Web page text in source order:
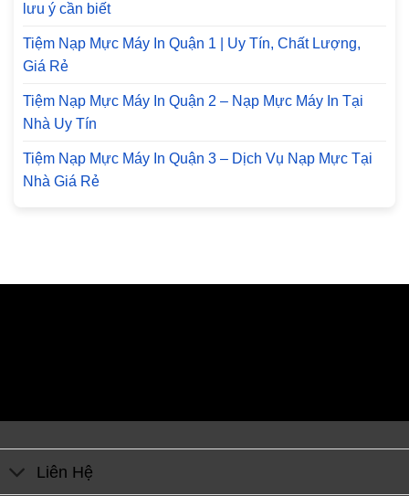
lưu ý cần biết
Tiệm Nạp Mực Máy In Quận 1 | Uy Tín, Chất Lượng,
Giá Rẻ
Tiệm Nạp Mực Máy In Quận 2 – Nạp Mực Máy In Tại
Nhà Uy Tín
Tiệm Nạp Mực Máy In Quận 3 – Dịch Vụ Nạp Mực Tại
Nhà Giá Rẻ
Liên Hệ